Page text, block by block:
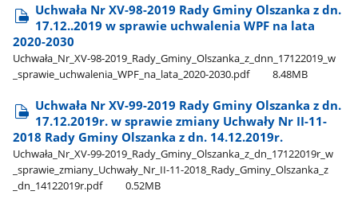
Uchwała Nr XV-98-2019 Rady Gminy Olszanka z dn.
17.12..2019 w sprawie uchwalenia WPF na lata
2020-2030
Uchwała​_Nr​_XV-98-2019​_Rady​_Gminy​_Olszanka​_z​_dnn​_17122019​_w​
_sprawie​_uchwalenia​_WPF​_na​_lata​_2020-2030.pdf
8.48MB
Uchwała Nr XV-99-2019 Rady Gminy Olszanka z dn.
17.12.2019r. w sprawie zmiany Uchwały Nr II-11-
2018 Rady Gminy Olszanka z dn. 14.12.2019r.
Uchwała​_Nr​_XV-99-2019​_Rady​_Gminy​_Olszanka​_z​_dn​_17122019r​_w​
_sprawie​_zmiany​_Uchwały​_Nr​_II-11-2018​_Rady​_Gminy​_Olszanka​_z​
_dn​_14122019r.pdf
0.52MB